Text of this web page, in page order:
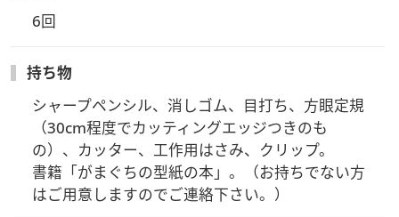
6回
持ち物
シャープペンシル、消しゴム、目打ち、方眼定規
（30cm程度でカッティングエッジつきのも
の）、カッター、工作用はさみ、クリップ。
書籍「がまぐちの型紙の本」。（お持ちでない方
はご用意しますのでご連絡下さい。）